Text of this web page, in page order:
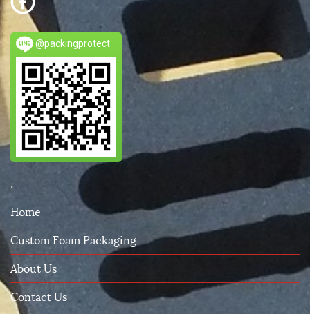
@packingprotect
.
Home
Custom Foam Packaging
About Us
Contact Us